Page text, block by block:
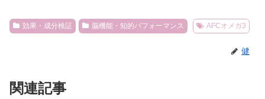
効果・成分検証 脳機能・知的パフォーマンス AFCオメガ3
健
関連記事